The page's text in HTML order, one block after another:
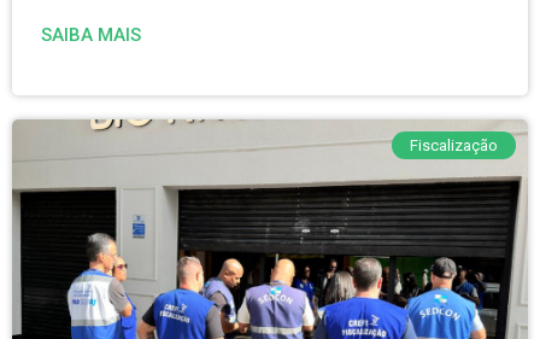
SAIBA MAIS
Fiscalização